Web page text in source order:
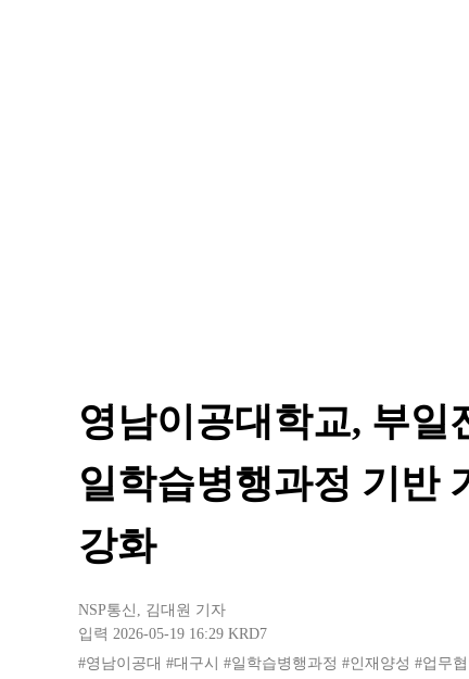
영남이공대학교, 부일
일학습병행과정 기반
강화
NSP통신 , 김대원 기자
입력 2026-05-19 16:29 KRD7
#영남이공대 #대구시 #일학습병행과정 #인재양성 #업무